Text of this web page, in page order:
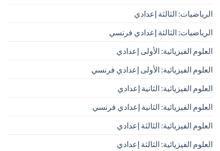
الرياضيات: الثالثة إعدادي
الرياضيات: الثالثة إعدادي فرنسي
العلوم الفيزيائية: الأولى إعدادي
العلوم الفيزيائية: الأولى إعدادي فرنسي
العلوم الفيزيائية: الثانية إعدادي
العلوم الفيزيائية: الثانية إعدادي فرنسي
العلوم الفيزيائية: الثالثة إعدادي
العلوم الفيزيائية: الثالثة إعدادي